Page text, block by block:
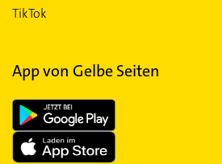
TikTok
App von Gelbe Seiten